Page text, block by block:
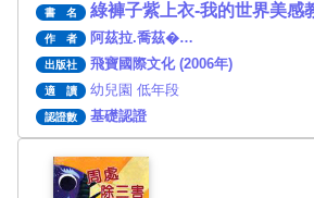
書 名 綠褲子紫上衣-我的世界美感
作 者 阿茲拉.喬茲�…
出版社 飛寶國際文化 (2006年)
適 讀 幼兒園 低年段
認證數 基礎認證